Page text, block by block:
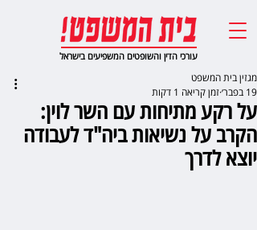
עורכי הדין והשופטים המשפיעים בישראל
על רקע מתיחות עם השר לוין:
הקרב על נשיאות ביה"ד לעבודה
יוצא לדרך
מגזין בית המשפט
19 בפבר׳
זמן קריאה 1 דקות